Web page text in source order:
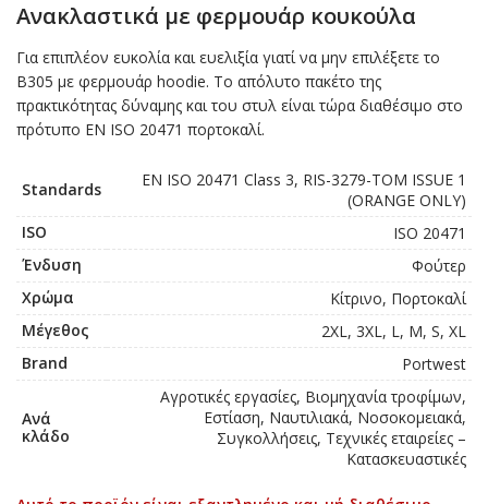
Ανακλαστικά με φερμουάρ κουκούλα
Για επιπλέον ευκολία και ευελιξία γιατί να μην επιλέξετε το
B305 με φερμουάρ hoodie. Το απόλυτο πακέτο της
πρακτικότητας δύναμης και του στυλ είναι τώρα διαθέσιμο στο
πρότυπο EN ISO 20471 πορτοκαλί.
Standards
EN ISO 20471 Class 3, RIS-3279-TOM ISSUE 1
(ORANGE ONLY)
ISO
ISO 20471
Ένδυση
Φούτερ
Χρώμα
Κίτρινο, Πορτοκαλί
Μέγεθος
2XL, 3XL, L, M, S, XL
Brand
Portwest
Ανά
κλάδο
Αγροτικές εργασίες, Βιομηχανία τροφίμων,
Εστίαση, Ναυτιλιακά, Νοσοκομειακά,
Συγκολλήσεις, Τεχνικές εταιρείες –
Κατασκευαστικές